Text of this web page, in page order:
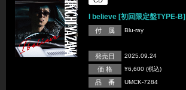
I believe [初回限定盤TYPE-B]
付 属 Blu-ray
発売日 2025.09.24
価 格 ¥6,600 (税込)
品 番 UMCK-7284